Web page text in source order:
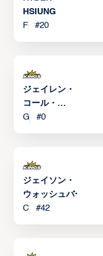
HSIUNG
F
#20
ジェイレン・
コール・
ハリス
G #0
ジェイソン・
ウォッシュバーン
C
#42